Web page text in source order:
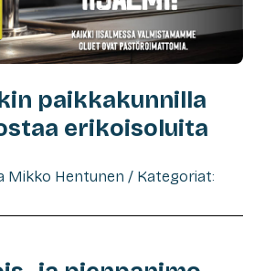
paikkakunnilla
erikoisoluita
Mikko Hentunen / Kategoriat: